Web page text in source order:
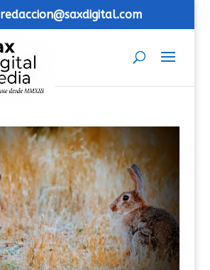
redaccion@saxdigital.com